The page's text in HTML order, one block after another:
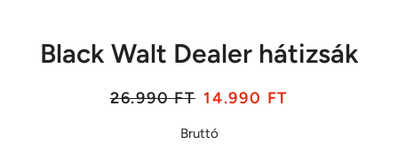
Black Walt Dealer hátizsák
Listaár
26.990 FT Akciós
14.990 FT
Bruttó